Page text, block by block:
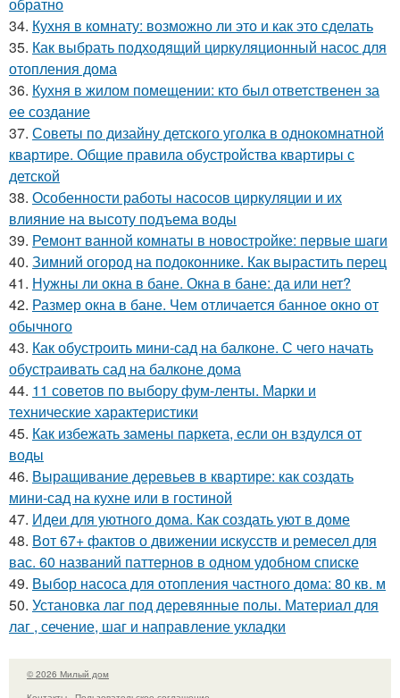
34. Кухня в комнату: возможно ли это и как это сделать
35. Как выбрать подходящий циркуляционный насос для
отопления дома
36. Кухня в жилом помещении: кто был ответственен за
ее создание
37. Советы по дизайну детского уголка в однокомнатной
квартире. Общие правила обустройства квартиры с
детской
38. Особенности работы насосов циркуляции и их
влияние на высоту подъема воды
39. Ремонт ванной комнаты в новостройке: первые шаги
40. Зимний огород на подоконнике. Как вырастить перец
41. Нужны ли окна в бане. Окна в бане: да или нет?
42. Размер окна в бане. Чем отличается банное окно от
обычного
43. Как обустроить мини-сад на балконе. С чего начать
обустраивать сад на балконе дома
44. 11 советов по выбору фум-ленты. Марки и
технические характеристики
45. Как избежать замены паркета, если он вздулся от
воды
46. Выращивание деревьев в квартире: как создать
мини-сад на кухне или в гостиной
47. Идеи для уютного дома. Как создать уют в доме
48. Вот 67+ фактов о движении искусств и ремесел для
вас. 60 названий паттернов в одном удобном списке
49. Выбор насоса для отопления частного дома: 80 кв. м
50. Установка лаг под деревянные полы. Материал для
лаг , сечение, шаг и направление укладки
© 2026 Милый дом